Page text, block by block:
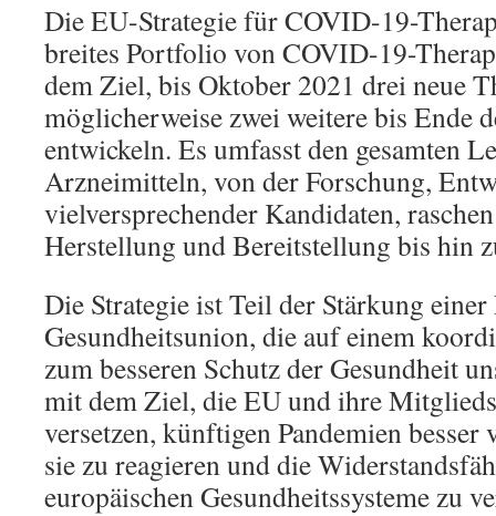
Die EU-Strategie für COVID-19-
breites Portfolio von COVID-19-
dem Ziel, bis Oktober 2021 drei neue
möglicherweise zwei weitere bis Ende
entwickeln. Es umfasst den gesamten
Arzneimitteln, von der Forschung,
vielversprechender Kandidaten,
Herstellung und Bereitstellung bis hin
Die Strategie ist Teil der Stärkung
Gesundheitsunion, die auf einem
zum besseren Schutz der Gesundheit
mit dem Ziel, die EU und ihre
versetzen, künftigen Pandemien besser
sie zu reagieren und die
europäischen Gesundheitssysteme zu